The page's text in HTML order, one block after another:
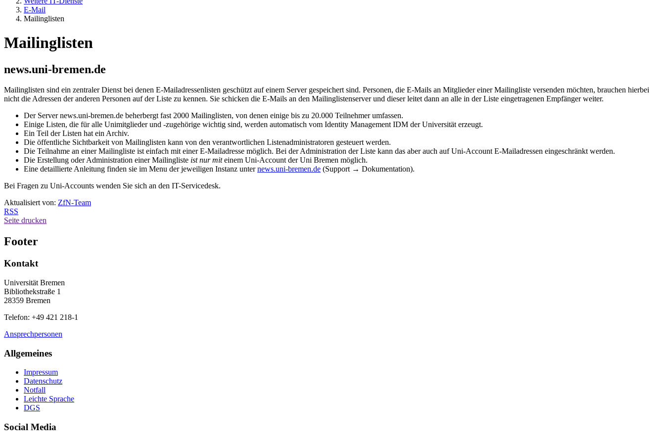
E-Mail
Mailinglisten
Mailinglisten
news.uni-bremen.de
Mailinglisten sind ein zentraler Dienst bei denen E-Mailadressenlisten geschützt auf einem Server gespeichert sind. Personen, die E-Mails an Mitglieder einer Mailingliste versenden möchten, brauchen hierbei
nicht die Adressen der anderen Personen auf der Liste zu kennen. Sie schicken die E-Mails an den Mailinglistenserver und dieser leitet dann an alle in der Liste eingetragenen Empfänger weiter.
Der Server news.uni-bremen.de beherbergt fast 2000 Mailinglisten, von denen einige bis zu 20.000 Teilnehmer umfassen.
Einige Listen, die für alle Unimitglieder und -zugehörige wichtig sind, werden automatisch vom Identity Management IDM der Universität erzeugt.
Ein Teil der Listen hat ein Archiv.
Die öffentliche Sichtbarkeit von Mailinglisten kann von den verantwortlichen Listenadministratoren gesteuert werden.
Die Teilnahme an einer Mailingliste ist einfach mit einer E-Mailadresse möglich. Bei der Administration der Liste kann das aber auch auf Uni-Account E‑Mailadressen eingeschränkt werden.
Die Erstellung oder Administration einer Mailingliste ist nur miteinem Uni-Account der Uni Bremen möglich.
Eine detaillierte Anleitung finden sie im Menu der jeweiligen Instanz unternews.uni-bremen.de (Support → Dokumentation).
Bei Fragen zu Uni-Accounts wenden Sie sich an den IT-Servicedesk.
Aktualisiert von: ZfN-Team
RSS
Seite drucken
Footer
Kontakt
Universität Bremen
Bibliothekstraße 1
28359 Bremen
Telefon: +49 421 218-1
Ansprechpersonen
Allgemeines
Impressum
Datenschutz
Notfall
Leichte Sprache
DGS
Social Media